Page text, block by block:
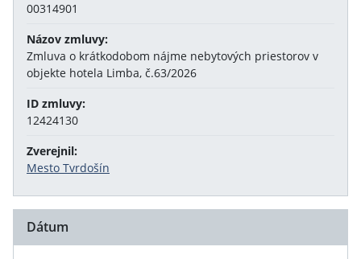
00314901
Názov zmluvy:
Zmluva o krátkodobom nájme nebytových priestorov v
objekte hotela Limba, č.63/2026
ID zmluvy:
12424130
Zverejnil:
Mesto Tvrdošín
Dátum